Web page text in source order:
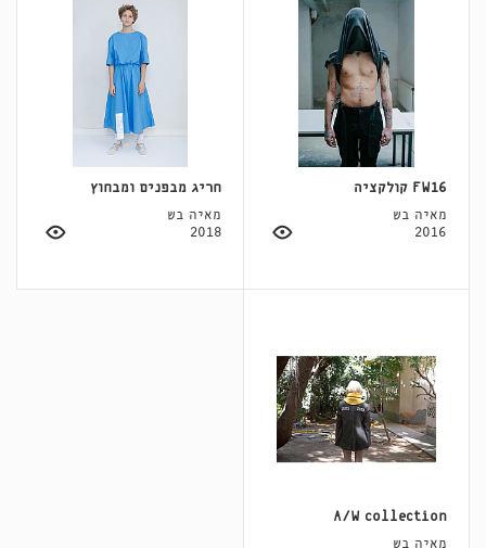
FW16 קולקציה
מאיה בש
2016
חריג מבפנים ומבחוץ
מאיה בש
2018
A/W collection
מאיה בש